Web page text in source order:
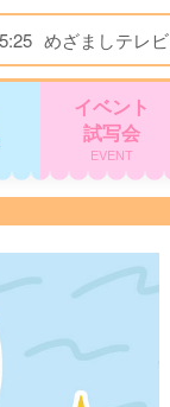
5:25 めざましテレビ
イベント
試写会
EVENT